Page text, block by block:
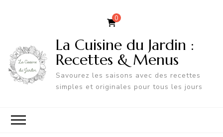
0
La Cuisine du Jardin :
Recettes & Menus
Savourez les saisons avec des recettes
simples et originales pour tous les jours